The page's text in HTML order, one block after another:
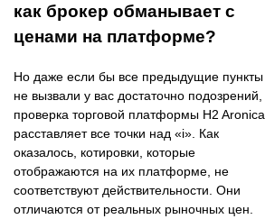
как брокер обманывает с
ценами на платформе?
Но даже если бы все предыдущие пункты
не вызвали у вас достаточно подозрений,
проверка торговой платформы H2 Aronica
расставляет все точки над «i». Как
оказалось, котировки, которые
отображаются на их платформе, не
соответствуют действительности. Они
отличаются от реальных рыночных цен.